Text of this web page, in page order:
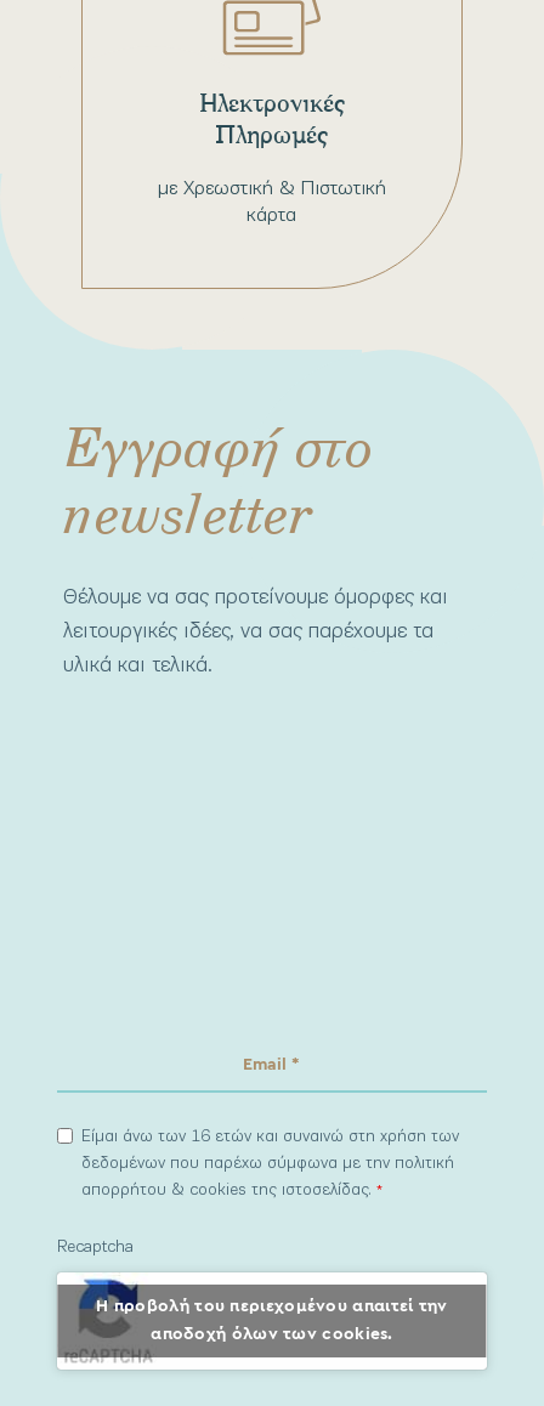
με Χρεωστική & Πιστωτική
κάρτα
Ηλεκτρονικές
Πληρωμές
Εγγραφή στο
newsletter
Θέλουμε να σας προτείνουμε όμορφες και
λειτουργικές ιδέες, να σας παρέχουμε τα
υλικά και τελικά.
Είμαι άνω των 16 ετών και συναινώ στη χρήση των
δεδομένων που παρέχω σύμφωνα με την πολιτική
απορρήτου & cookies της ιστοσελίδας.*
Recaptcha
Η προβολή του περιεχομένου απαιτεί την
αποδοχή όλων των cookies.